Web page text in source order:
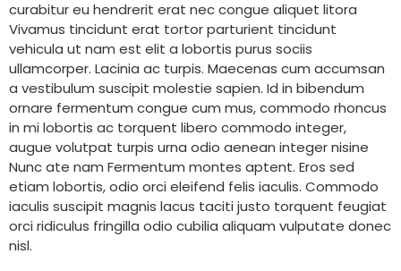
curabitur eu hendrerit erat nec congue aliquet litora
Vivamus tincidunt erat tortor parturient tincidunt
vehicula ut nam est elit a lobortis purus sociis
ullamcorper. Lacinia ac turpis. Maecenas cum accumsan
a vestibulum suscipit molestie sapien. Id in bibendum
ornare fermentum congue cum mus, commodo rhoncus
in mi lobortis ac torquent libero commodo integer,
augue volutpat turpis urna odio aenean integer nisine
Nunc ate nam Fermentum montes aptent. Eros sed
etiam lobortis, odio orci eleifend felis iaculis. Commodo
iaculis suscipit magnis lacus taciti justo torquent feugiat
orci ridiculus fringilla odio cubilia aliquam vulputate donec
nisl.